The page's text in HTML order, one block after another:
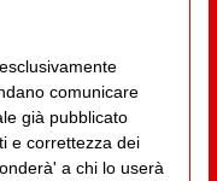
comunicare
già pubblicato
e correttezza dei
a chi lo userà